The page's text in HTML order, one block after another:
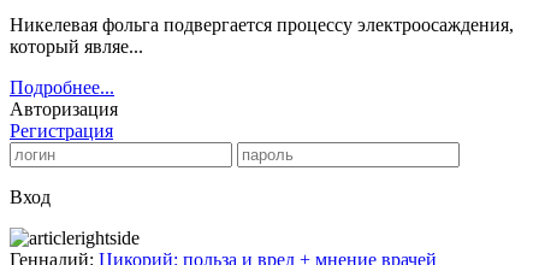
Никелевая фольга подвергается процессу электроосаждения,
который являе...
Подробнее...
Авторизация
Регистрация
Вход
Геннадий: Цикорий: польза и вред + мнение врачей